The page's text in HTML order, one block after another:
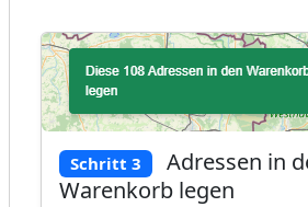
Schritt 3
Adressen in
Warenkorb legen